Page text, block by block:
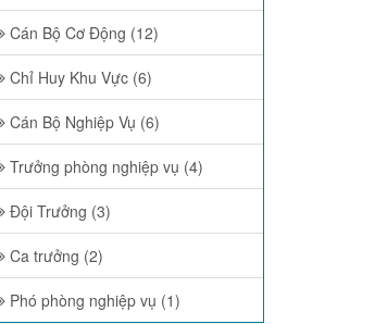
Cán Bộ Cơ Động (12)
Chỉ Huy Khu Vực (6)
Cán Bộ Nghiệp Vụ (6)
Trưởng phòng nghiệp vụ (4)
Đội Trưởng (3)
Ca trưởng (2)
Phó phòng nghiệp vụ (1)